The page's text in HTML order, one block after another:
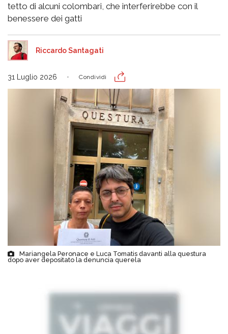
tetto di alcuni colombari, che interferirebbe con il
benessere dei gatti
Riccardo Santagati
31 Luglio 2026 Condividi
Mariangela Peronace e Luca Tomatis davanti alla questura
dopo aver depositato la denuncia querela